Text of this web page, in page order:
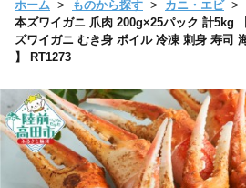
ホーム ものから探す カニ・エビ
本ズワイガニ 爪肉 200g×25パック 計5kg
ズワイガニ むき身 ボイル 冷凍 刺身 寿司
】 RT1273